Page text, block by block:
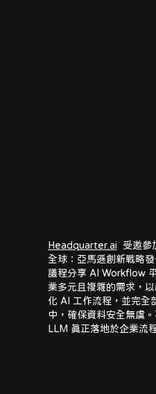
Headquarter.ai
受邀參
全球：亞馬遜創新戰略
議程分享 AI Workflow
業多元且複雜的需求，
化 AI 工作流程，並完全
中，確保資料安全無虞
LLM 真正落地於企業流